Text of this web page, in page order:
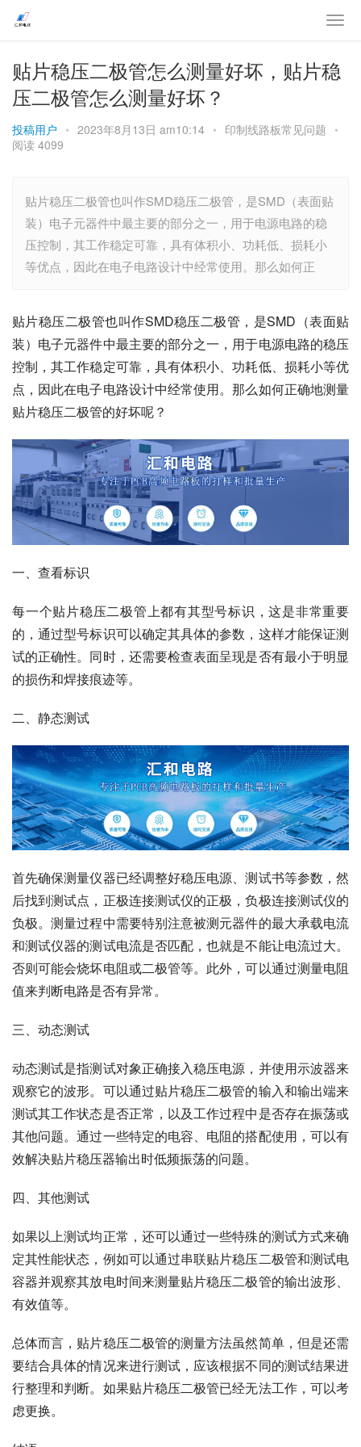
贴片稳压二极管怎么测量好坏，贴片稳
压二极管怎么测量好坏？
投稿用户 • 2023年8月13日 am10:14 • 印制线路板常见问题 •
阅读 4099
贴片稳压二极管也叫作SMD稳压二极管，是SMD（表面贴
装）电子元器件中最主要的部分之一，用于电源电路的稳
压控制，其工作稳定可靠，具有体积小、功耗低、损耗小
等优点，因此在电子电路设计中经常使用。那么如何正
贴片稳压二极管也叫作SMD稳压二极管，是SMD（表面贴
装）电子元器件中最主要的部分之一，用于电源电路的稳压
控制，其工作稳定可靠，具有体积小、功耗低、损耗小等优
点，因此在电子电路设计中经常使用。那么如何正确地测量
贴片稳压二极管的好坏呢？
一、查看标识
每一个贴片稳压二极管上都有其型号标识，这是非常重要
的，通过型号标识可以确定其具体的参数，这样才能保证测
试的正确性。同时，还需要检查表面呈现是否有最小于明显
的损伤和焊接痕迹等。
二、静态测试
首先确保测量仪器已经调整好稳压电源、测试书等参数，然
后找到测试点，正极连接测试仪的正极，负极连接测试仪的
负极。测量过程中需要特别注意被测元器件的最大承载电流
和测试仪器的测试电流是否匹配，也就是不能让电流过大。
否则可能会烧坏电阻或二极管等。此外，可以通过测量电阻
值来判断电路是否有异常。
三、动态测试
动态测试是指测试对象正确接入稳压电源，并使用示波器来
观察它的波形。可以通过贴片稳压二极管的输入和输出端来
测试其工作状态是否正常，以及工作过程中是否存在振荡或
其他问题。通过一些特定的电容、电阻的搭配使用，可以有
效解决贴片稳压器输出时低频振荡的问题。
四、其他测试
如果以上测试均正常，还可以通过一些特殊的测试方式来确
定其性能状态，例如可以通过串联贴片稳压二极管和测试电
容器并观察其放电时间来测量贴片稳压二极管的输出波形、
有效值等。
总体而言，贴片稳压二极管的测量方法虽然简单，但是还需
要结合具体的情况来进行测试，应该根据不同的测试结果进
行整理和判断。如果贴片稳压二极管已经无法工作，可以考
虑更换。